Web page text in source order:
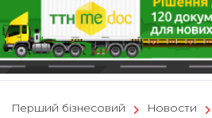
Перший бізнесовий Новости